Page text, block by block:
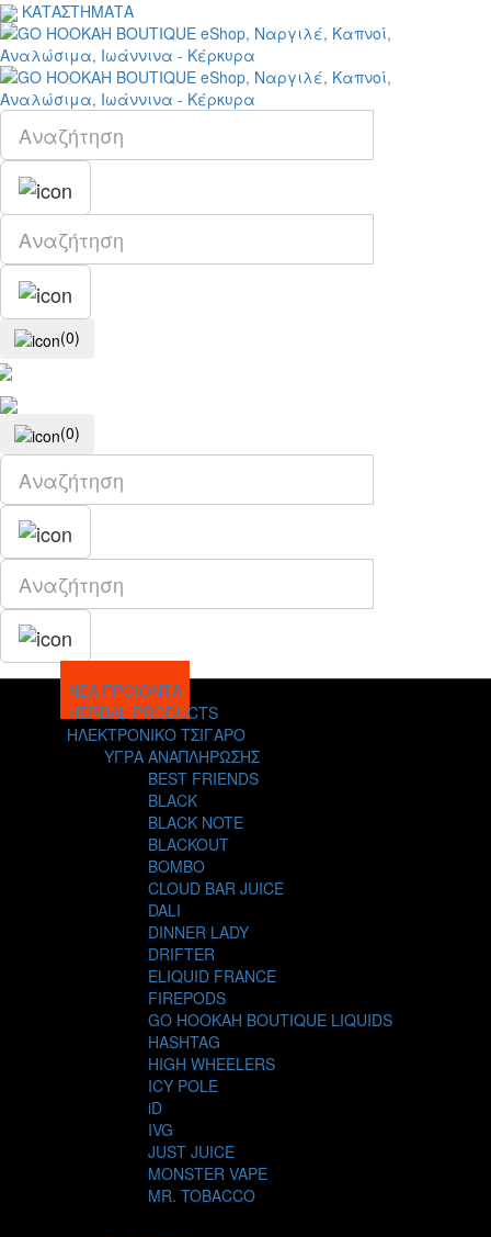
ΚΑΤΑΣΤΗΜΑΤΑ
(0)
(0)
ΝΕΑ ΠΡΟΪΟΝΤΑ
HERBAL PRODUCTS
ΗΛΕΚΤΡΟΝΙΚΟ ΤΣΙΓΑΡΟ
ΥΓΡΑ ΑΝΑΠΛΗΡΩΣΗΣ
BEST FRIENDS
BLACK
BLACK NOTE
BLACKOUT
BOMBO
CLOUD BAR JUICE
DALI
DINNER LADY
DRIFTER
ELIQUID FRANCE
FIREPODS
GO HOOKAH BOUTIQUE LIQUIDS
HASHTAG
HIGH WHEELERS
ICY POLE
iD
IVG
JUST JUICE
MONSTER VAPE
MR. TOBACCO